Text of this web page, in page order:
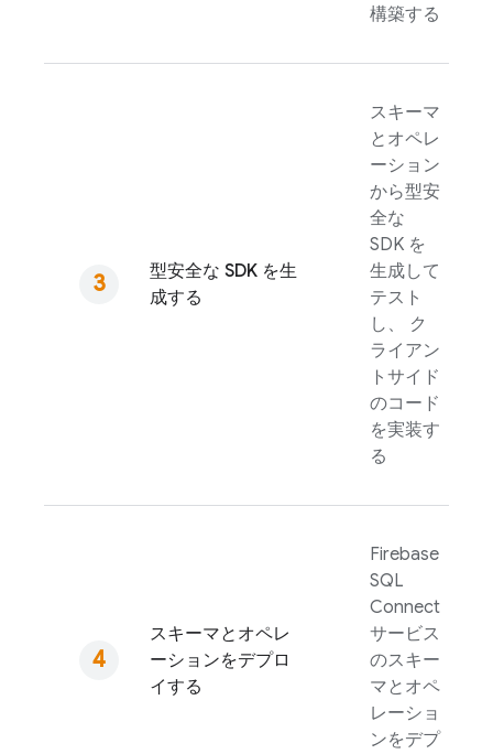
構築する
型安全な SDK を生
成する
スキーマ
とオペレ
ーション
から型安
全な
SDK を
生成して
テスト
し、 ク
ライアン
トサイド
のコード
を実装す
る
スキーマとオペレ
ーションをデプロ
イする
Firebase
SQL
Connect
サービス
のスキー
マとオペ
レーショ
ンをデプ